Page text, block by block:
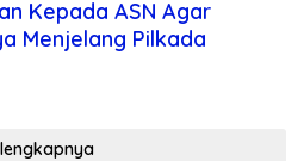
Kepada ASN Agar
Menjelang Pilkada